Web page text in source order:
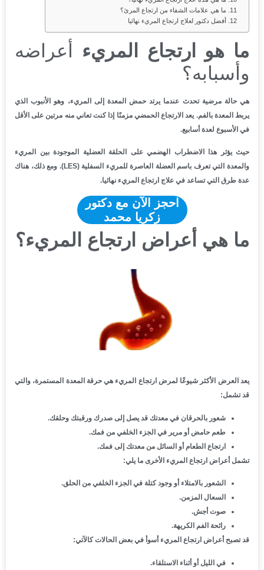
ما هي علامات الشفاء من ارتجاع المرئ؟
أفضل دكتور لعلاج ارتجاع المريء نهائيا
ما هو ارتجاع المريء أعراضه
وأسبابه؟
هي حالة مرضية تحدث عندما يرتد حمض المعدة إلى المريء، وهو الأنبوب الذي
يربط المعدة بالفم. يعد الارتجاع الحمضي مزمنًا إذا كنت تعاني منه مرتين على الأقل
في الأسبوع لعدة أسابيع.
حيث يؤثر هذا الاضطراب الهضمي على الحلقة العضلية الموجودة بين المريء
والمعدة التي تعرف باسم العضلة العاصرة للمريء السفلية (LES). ومع ذلك، هناك
عدة طرق التي تساعد في علاج ارتجاع المريء نهائيا.
احجز الآن مع دكتور
زكريا محمد
ما هي أعراض ارتجاع المريء؟
يعد العرض الأكثر شيوعًا لمرض ارتجاع المريء هي حرقة المعدة المستمرة، والتي
قد تشمل:
شعور بالحرقان في معدتك قد يصل إلى صدرك ورقبتك وحلقك.
طعم حامض أو مرير في الجزء الخلفي من فمك.
ارتجاع الطعام أو السائل من معدتك إلى فمك.
تشمل أعراض ارتجاع المريء الأخرى ما يلي:
الشعور بالامتلاء أو وجود كتلة في الجزء الخلفي من الحلق.
السعال المزمن.
صوت أجش.
رائحة الفم الكريهة.
قد تصبح أعراض ارتجاع المريء أسوأ في بعض الحالات كالآتي:
في الليل أو أثناء الاستلقاء.